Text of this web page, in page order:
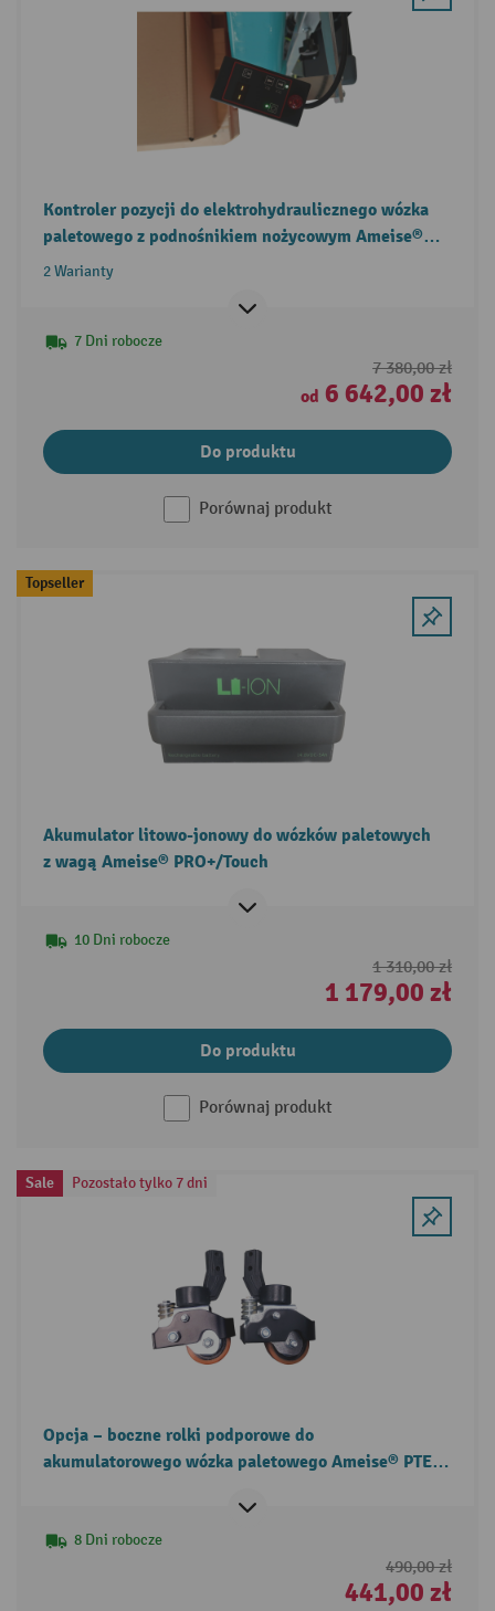
Kontroler pozycji do elektrohydraulicznego wózka
paletowego z podnośnikiem nożycowym Ameise®
PTM 1.0/1.5
2 Warianty
7 Dni robocze
7 380,00 zł
od 6 642,00 zł
Do produktu
Porównaj produkt
Topseller
Akumulator litowo-jonowy do wózków paletowych
z wagą Ameise® PRO+/Touch
10 Dni robocze
1 310,00 zł
1 179,00 zł
Do produktu
Porównaj produkt
Sale Pozostało tylko 7 dni
Opcja – boczne rolki podporowe do
akumulatorowego wózka paletowego Ameise® PTE
8 Dni robocze
490,00 zł
441,00 zł